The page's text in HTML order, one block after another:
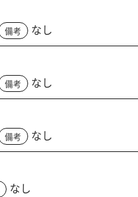
備考
なし
備考
なし
備考
なし
なし